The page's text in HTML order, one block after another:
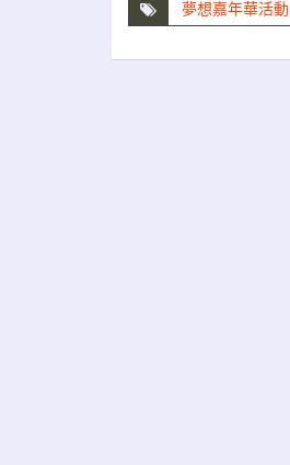
夢想嘉年華活動